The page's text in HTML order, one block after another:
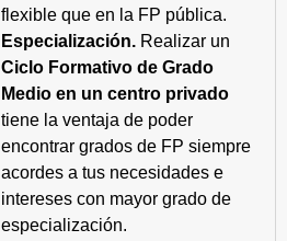
flexible que en la FP pública.
Especialización. Realizar un
Ciclo Formativo de Grado
Medio en un centro privado
tiene la ventaja de poder
encontrar grados de FP siempre
acordes a tus necesidades e
intereses con mayor grado de
especialización.